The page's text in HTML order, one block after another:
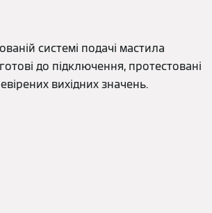
системі подачі мастила
до підключення, протестовані
вихідних значень.